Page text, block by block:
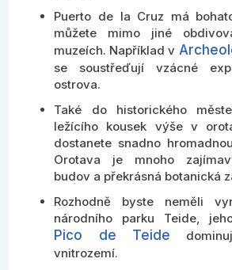
Puerto de la Cruz má
můžete mimo jiné
muzeích. Například v
se soustřeďují vzácné
ostrova.
Také do historického
ležícího kousek výše v
dostanete snadno
Orotava je mnoho
budov a překrásná botanická
Rozhodně byste neměli
národního parku Teide,
Pico de Teide
vnitrozemí.